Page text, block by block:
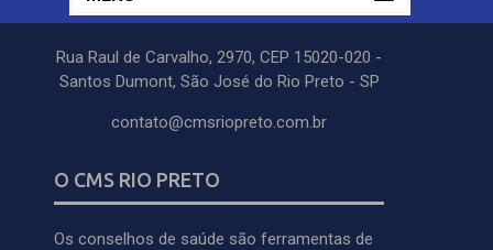
Rua Raul de Carvalho, 2970, CEP 15020-020 -
Santos Dumont, São José do Rio Preto - SP
contato@cmsriopreto.com.br
O CMS RIO PRETO
Os conselhos de saúde são ferramentas de